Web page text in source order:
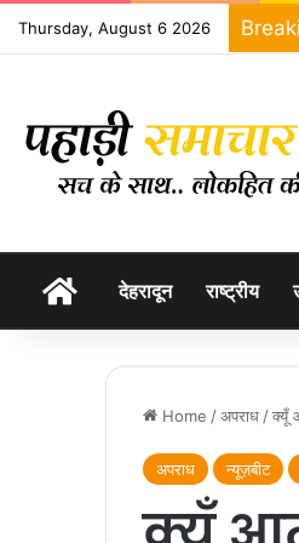
Thursday, August 6 2026
होम देहरादून राष्ट्रीय
Home /अपराध /क्यूँ
अपराध न्यूज़बीट